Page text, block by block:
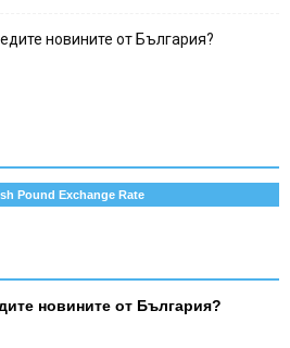
новините от България?
Pound Exchange Rate
новините от България?